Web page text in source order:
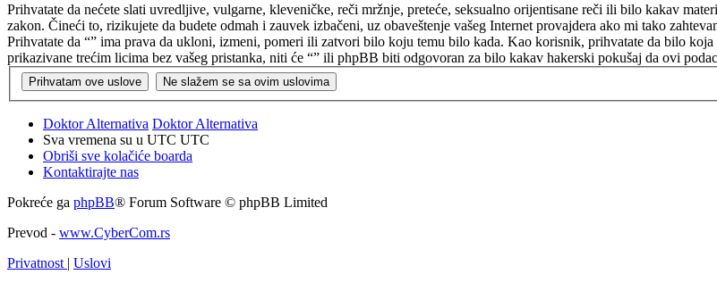
Prihvatate da nećete slati uvredljive, vulgarne, kleveničke, reči mržnje, preteće, seksualno orijentisane reči ili bilo kakav
zakon. Čineći to, rizikujete da budete odmah i zauvek izbačeni, uz obaveštenje vašeg Internet provajdera ako mi tako
Prihvatate da “” ima prava da ukloni, izmeni, pomeri ili zatvori bilo koju temu bilo kada. Kao korisnik, prihvatate da bilo
prikazivane trećim licima bez vašeg pristanka, niti će “” ili phpBB biti odgovoran za bilo kakav hakerski pokušaj da ovi
Doktor Alternativa Doktor Alternativa
Sva vremena su u UTC UTC
Obriši sve kolačiće boarda
Kontaktirajte nas
Pokreće ga phpBB® Forum Software © phpBB Limited
Prevod - www.CyberCom.rs
Privatnost | Uslovi